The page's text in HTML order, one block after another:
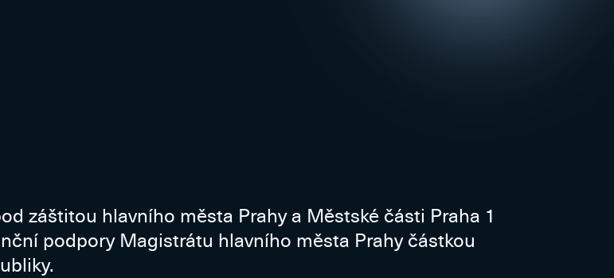
záštitou hlavního města Prahy a Městské části Praha 1
podpory Magistrátu hlavního města Prahy částkou